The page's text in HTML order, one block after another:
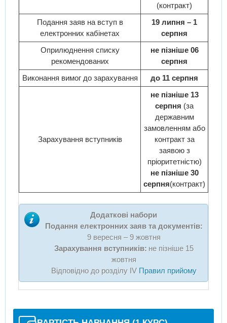
(контракт)
Подання заяв на вступ в
електронних кабінетах
19 липня – 1
серпня
Оприлюднення списку
рекомендованих
не пізніше 06
серпня
Виконання вимог до зарахування
до 11 серпня
Зарахування вступників
не пізніше 13
серпня (за
державним
замовленням або
контракт за
заявою з
пріоритетністю)
не пізніше 30
серпня(контракт)
Додаткові набори
Подання електронних заяв та документів:
9 вересня – 9 жовтня
Зарахування вступників: не пізніше 15
жовтня
Відповідно до розділу IV Правил прийому